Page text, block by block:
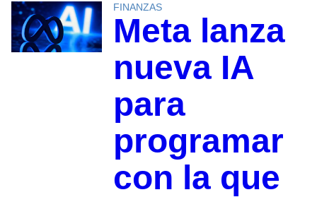
FINANZAS
Meta lanza
nueva IA
para
programar
con la que